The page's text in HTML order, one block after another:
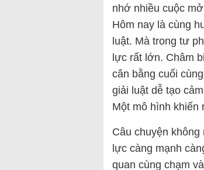
nhớ nhiều cuộc
Hôm nay là cùng
luật. Mà trong tư
lực rất lớn. Châm
cân bằng cuối
giải luật dễ tạo
Một mô hình khiến
Câu chuyện
lực càng mạnh
quan cùng chạm